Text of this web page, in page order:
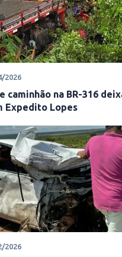
2026
caminhão na BR-316
Expedito Lopes
2026